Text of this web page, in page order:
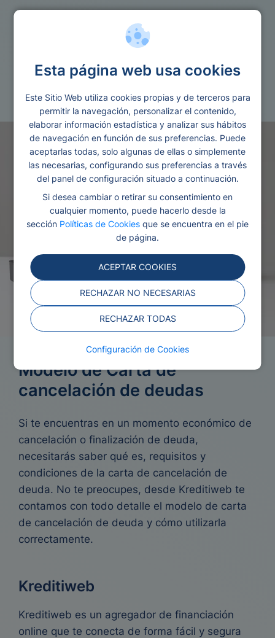
Esta página web usa cookies
Este Sitio Web utiliza cookies propias y de terceros para
permitir la navegación, personalizar el contenido,
elaborar información estadística y analizar sus hábitos
de navegación en función de sus preferencias. Puede
aceptarlas todas, solo algunas de ellas o simplemente
las necesarias, configurando sus preferencias a través
del panel de configuración situado a continuación.
Si desea cambiar o retirar su consentimiento en
cualquier momento, puede hacerlo desde la
sección Políticas de Cookies que se encuentra en el pie
de página.
ACEPTAR COOKIES
RECHAZAR NO NECESARIAS
RECHAZAR TODAS
Configuración de Cookies
Modelo de carta de cancelacion de
deudas
Modelo de Carta de
cancelación de deudas
Si te encuentras en un momento económico de
cancelación o finalización de deuda,
necesitarás saber qué es, requisitos y
condiciones de la carta de cancelación de
deuda. No te preocupes, desde Kreditiweb te
contamos con todo detalle el modelo de carta
de cancelación de deuda y cómo utilizarla
correctamente.
Kreditiweb
Kreditiweb es un agregador de financiación
online que te conecta de forma fácil y segura